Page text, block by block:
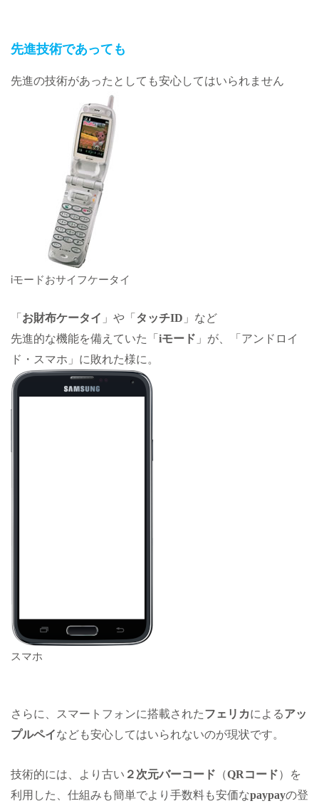
先進技術であっても
先進の技術があったとしても安心してはいられません
iモードおサイフケータイ
「 お財布ケータイ 」や「 タッチID 」など
先進的な機能を備えていた「 iモード 」が、「 アンドロイ
ド ・スマホ」に敗れた様に。
スマホ
さらに、スマートフォンに搭載されたフェリカによるアッ
プルペイなども安心してはいられないのが現状です。
技術的には、より古い ２次元バーコード （QRコード）を
利用した、仕組みも簡単でより手数料も安価なpaypayの登